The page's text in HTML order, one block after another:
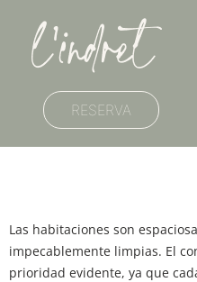
RESERVA
Las habitaciones son
impecablemente limpias. El
prioridad evidente, ya que